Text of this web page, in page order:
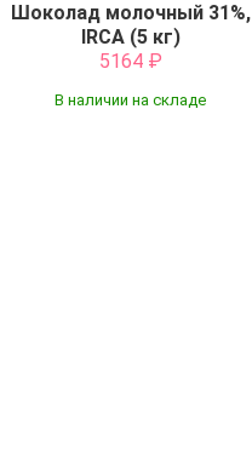
Шоколад молочный 31%,
IRCA (5 кг)
5164 ₽
В наличии на складе